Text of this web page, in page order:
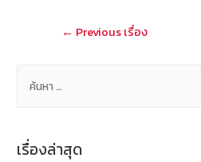
แนะแนว
← Previous เรื่อง
เรื่องล่าสุด